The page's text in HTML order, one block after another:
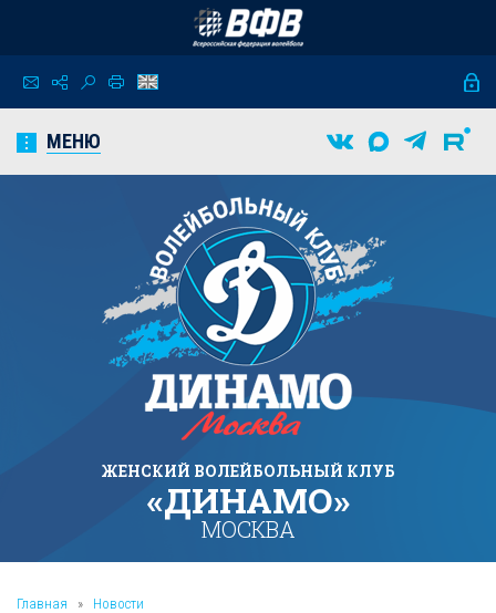
МЕНЮ
ЖЕНСКИЙ ВОЛЕЙБОЛЬНЫЙ КЛУБ
«ДИНАМО»
МОСКВА
Главная » Новости